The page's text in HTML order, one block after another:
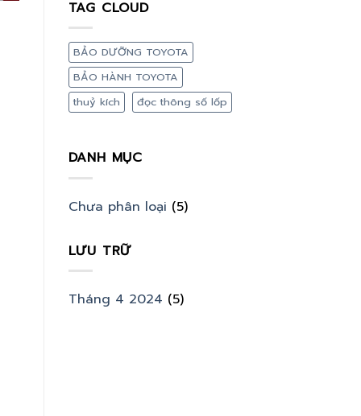
TAG CLOUD
BẢO DƯỠNG TOYOTA
BẢO HÀNH TOYOTA
thuỷ kích
đọc thông số lốp
DANH MỤC
Chưa phân loại (5)
LƯU TRỮ
Tháng 4 2024 (5)